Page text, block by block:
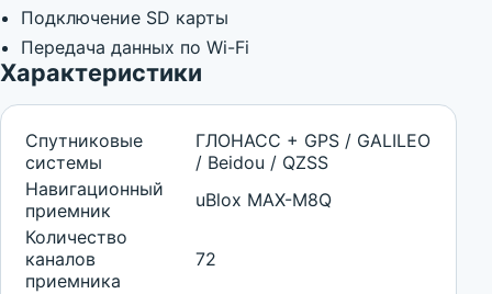
Подключение SD карты
Передача данных по Wi-Fi
Характеристики
Спутниковые
системы
ГЛОНАСС + GPS / GALILEO
/ Beidou / QZSS
Навигационный
приемник
uBlox MAX-M8Q
Количество
каналов
приемника
72